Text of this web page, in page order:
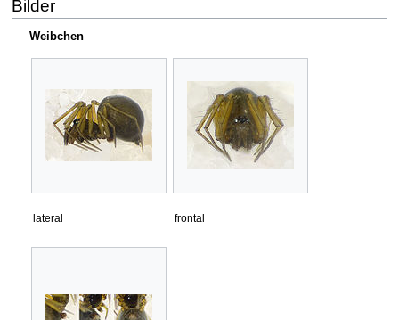
Bilder
Weibchen
lateral frontal